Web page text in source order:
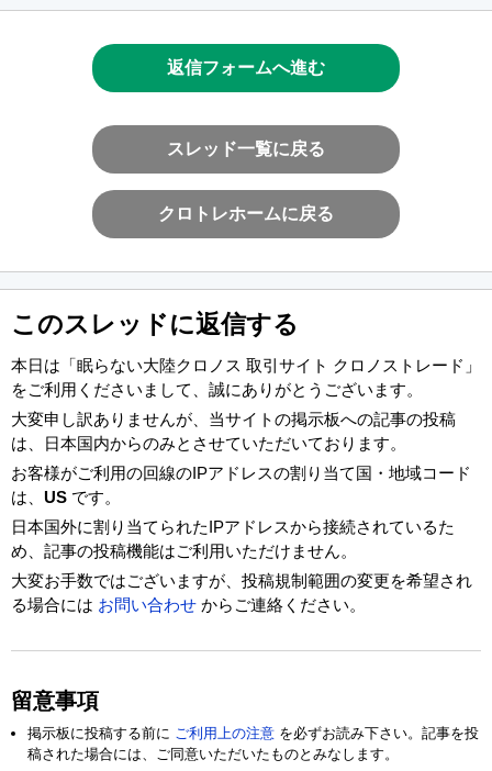
返信フォームへ進む
スレッド一覧に戻る
クロトレホームに戻る
このスレッドに返信する
本日は「眠らない大陸クロノス 取引サイト クロノストレード」
をご利用くださいまして、誠にありがとうございます。
大変申し訳ありませんが、当サイトの掲示板への記事の投稿
は、日本国内からのみとさせていただいております。
お客様がご利用の回線のIPアドレスの割り当て国・地域コード
は、 US です。
日本国外に割り当てられたIPアドレスから接続されているた
め、記事の投稿機能はご利用いただけません。
大変お手数ではございますが、投稿規制範囲の変更を希望され
る場合には お問い合わせ からご連絡ください。
留意事項
掲示板に投稿する前に ご利用上の注意 を必ずお読み下さい。記事を投
稿された場合には、ご同意いただいたものとみなします。